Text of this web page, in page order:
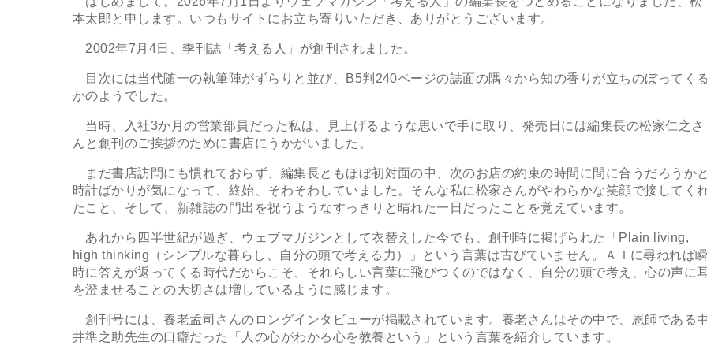
本太郎と申します。いつもサイトにお立ち寄りいただき、ありがとうございます。
2002年7月4日、季刊誌「考える人」が創刊されました。
目次には当代随一の執筆陣がずらりと並び、B5判240ページの誌面の隅々から知の香りが立ちのぼってく
かのようでした。
当時、入社3か月の営業部員だった私は、見上げるような思いで手に取り、発売日には編集長の松家仁之さ
んと創刊のご挨拶のために書店にうかがいました。
まだ書店訪問にも慣れておらず、編集長ともほぼ初対面の中、次のお店の約束の時間に間に合うだろうか
時計ばかりが気になって、終始、そわそわしていました。そんな私に松家さんがやわらかな笑顔で接してく
たこと、そして、新雑誌の門出を祝うようなすっきりと晴れた一日だったことを覚えています。
あれから四半世紀が過ぎ、ウェブマガジンとして衣替えした今でも、創刊時に掲げられた「Plain living,
high thinking（シンプルな暮らし、自分の頭で考える力）」という言葉は古びていません。ＡＩに尋ねれば
時に答えが返ってくる時代だからこそ、それらしい言葉に飛びつくのではなく、自分の頭で考え、心の声に
を澄ませることの大切さは増しているように感じます。
創刊号には、養老孟司さんのロングインタビューが掲載されています。養老さんはその中で、恩師である
井準之助先生の口癖だった「人の心がわかる心を教養という」という言葉を紹介しています。